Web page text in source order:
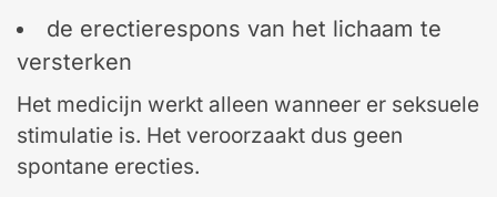
de erectierespons van het lichaam te
versterken
Het medicijn werkt alleen wanneer er seksuele
stimulatie is. Het veroorzaakt dus geen
spontane erecties.